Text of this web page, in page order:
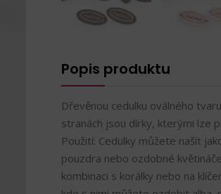
Popis produktu
Dřevěnou cedulku oválného
stranách jsou dírky, kterými lze
Použití: Cedulky můžete našít
pouzdra nebo ozdobné
kombinaci s korálky nebo na